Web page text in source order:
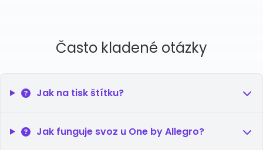
Často kladené otázky
Jak na tisk štítku?
Jak funguje svoz u One by Allegro?